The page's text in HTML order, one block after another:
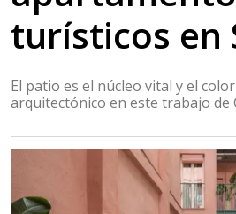
turísticos en
El patio es el núcleo vital y el
arquitectónico en este trabajo de